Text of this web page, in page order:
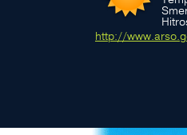
http://